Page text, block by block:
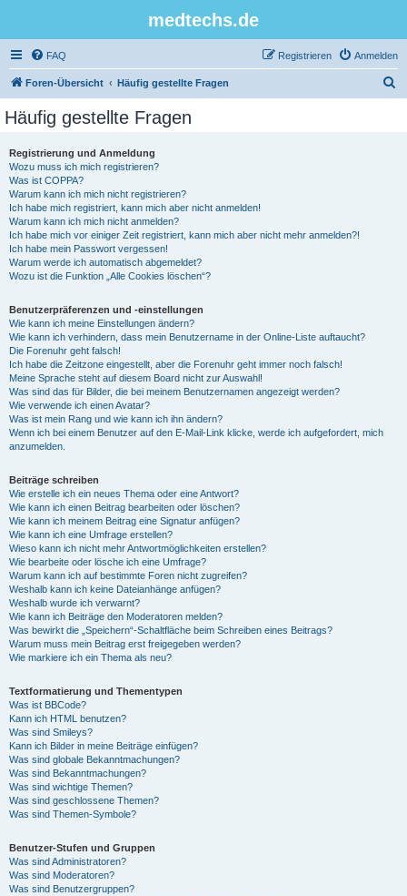
medtechs.de
FAQ Anmelden
Registrieren
Foren-Übersicht Häufig gestellte Fragen
Häufig gestellte Fragen
Registrierung und Anmeldung
Wozu muss ich mich registrieren?
Was ist COPPA?
Warum kann ich mich nicht registrieren?
Ich habe mich registriert, kann mich aber nicht anmelden!
Warum kann ich mich nicht anmelden?
Ich habe mich vor einiger Zeit registriert, kann mich aber nicht mehr anmelden?!
Ich habe mein Passwort vergessen!
Warum werde ich automatisch abgemeldet?
Wozu ist die Funktion „Alle Cookies löschen“?
Benutzerpräferenzen und -einstellungen
Wie kann ich meine Einstellungen ändern?
Wie kann ich verhindern, dass mein Benutzername in der Online-Liste auftaucht?
Die Forenuhr geht falsch!
Ich habe die Zeitzone eingestellt, aber die Forenuhr geht immer noch falsch!
Meine Sprache steht auf diesem Board nicht zur Auswahl!
Was sind das für Bilder, die bei meinem Benutzernamen angezeigt werden?
Wie verwende ich einen Avatar?
Was ist mein Rang und wie kann ich ihn ändern?
Wenn ich bei einem Benutzer auf den E-Mail-Link klicke, werde ich aufgefordert, mich
anzumelden.
Beiträge schreiben
Wie erstelle ich ein neues Thema oder eine Antwort?
Wie kann ich einen Beitrag bearbeiten oder löschen?
Wie kann ich meinem Beitrag eine Signatur anfügen?
Wie kann ich eine Umfrage erstellen?
Wieso kann ich nicht mehr Antwortmöglichkeiten erstellen?
Wie bearbeite oder lösche ich eine Umfrage?
Warum kann ich auf bestimmte Foren nicht zugreifen?
Weshalb kann ich keine Dateianhänge anfügen?
Weshalb wurde ich verwarnt?
Wie kann ich Beiträge den Moderatoren melden?
Was bewirkt die „Speichern“-Schaltfläche beim Schreiben eines Beitrags?
Warum muss mein Beitrag erst freigegeben werden?
Wie markiere ich ein Thema als neu?
Textformatierung und Thementypen
Was ist BBCode?
Kann ich HTML benutzen?
Was sind Smileys?
Kann ich Bilder in meine Beiträge einfügen?
Was sind globale Bekanntmachungen?
Was sind Bekanntmachungen?
Was sind wichtige Themen?
Was sind geschlossene Themen?
Was sind Themen-Symbole?
Benutzer-Stufen und Gruppen
Was sind Administratoren?
Was sind Moderatoren?
Was sind Benutzergruppen?